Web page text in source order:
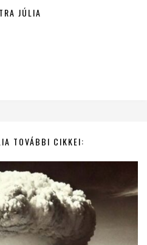
JÚLIA
TOVÁBBI CIKKEI: